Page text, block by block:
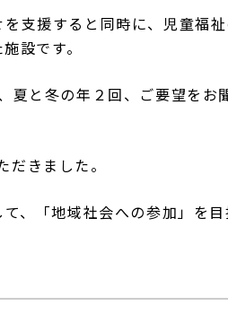
支援すると同時に、児童福
設です。
と冬の年２回、ご要望をお
きました。
、「地域社会への参加」を